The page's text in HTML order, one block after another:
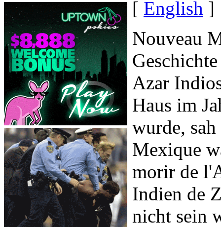
[ English ]
Nouveau
Azar
Haus im
wurde,
Mexique
morir de
Indien de
nicht sein